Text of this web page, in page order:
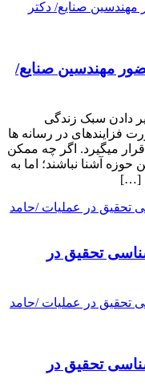
مهندسین صنایع/
دادن سبک زندگی
فزاینده­ای در رسانه­ ها
می­گیرد. اگر چه ممکن
آشنا نباشند؛ اما به
[…]
تحقیق در
تحقیق در